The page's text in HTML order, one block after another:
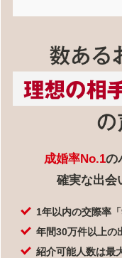
成婚率No.1の
確実な出会
1年以内の交際率
年間30万件以上の
紹介可能人数は最